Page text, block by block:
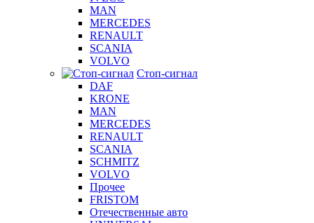
MAN
MERCEDES
RENAULT
SCANIA
VOLVO
Стоп-сигнал
DAF
KRONE
MAN
MERCEDES
RENAULT
SCANIA
SCHMITZ
VOLVO
Прочее
FRISTOM
Отечественные авто